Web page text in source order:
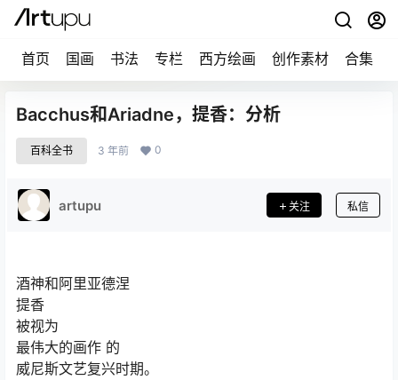
首页 国画 书法 专栏 西方绘画 创作素材 合集
Bacchus和Ariadne，提香：分析
百科全书 3 年前 0
artupu 关注 私信
酒神和阿里亚德涅
提香
被视为
最伟大的画作 的
威尼斯文艺复兴时期。